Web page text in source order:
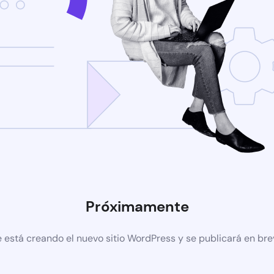
Próximamente
está creando el nuevo sitio WordPress y se publicará en